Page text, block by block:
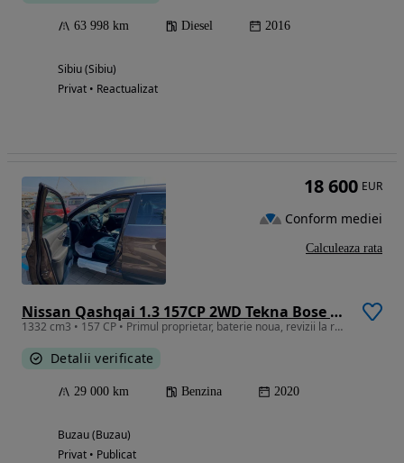
63 998 km Diesel 2016
Sibiu (Sibiu)
Privat • Reactualizat
Nissan Qashqai 1.3 157CP 2WD Tekna Bose DCT
1332 cm3 • 157 CP • Primul proprietar, baterie noua, revizii la reprezentanta, impecabil
Detalii verificate
29 000 km Benzina 2020
Buzau (Buzau)
Privat • Publicat
18 600 EUR
Conform mediei
Calculeaza rata